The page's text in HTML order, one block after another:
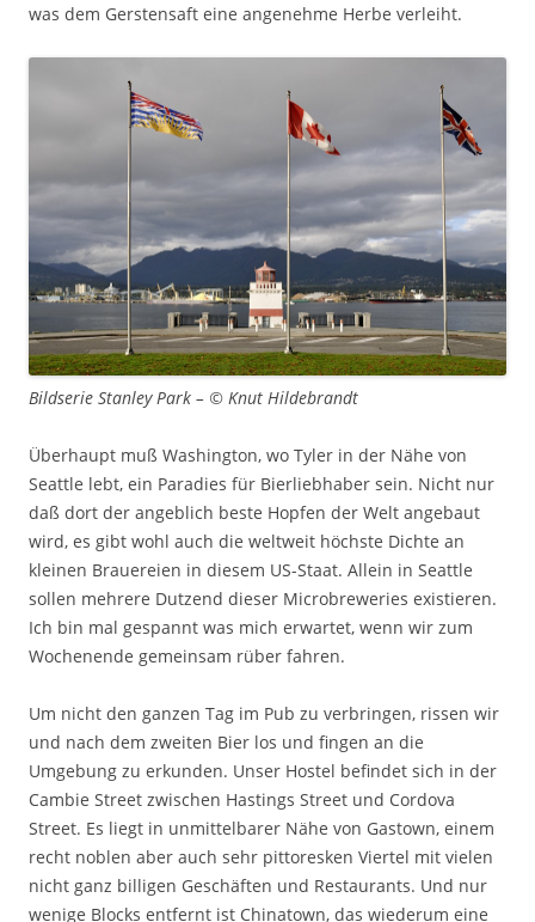
was dem Gerstensaft eine angenehme Herbe verleiht.
Bildserie Stanley Park – © Knut Hildebrandt
Überhaupt muß Washington, wo Tyler in der Nähe von
Seattle lebt, ein Paradies für Bierliebhaber sein. Nicht nur
daß dort der angeblich beste Hopfen der Welt angebaut
wird, es gibt wohl auch die weltweit höchste Dichte an
kleinen Brauereien in diesem US-Staat. Allein in Seattle
sollen mehrere Dutzend dieser Microbreweries existieren.
Ich bin mal gespannt was mich erwartet, wenn wir zum
Wochenende gemeinsam rüber fahren.
Um nicht den ganzen Tag im Pub zu verbringen, rissen wir
und nach dem zweiten Bier los und fingen an die
Umgebung zu erkunden. Unser Hostel befindet sich in der
Cambie Street zwischen Hastings Street und Cordova
Street. Es liegt in unmittelbarer Nähe von Gastown, einem
recht noblen aber auch sehr pittoresken Viertel mit vielen
nicht ganz billigen Geschäften und Restaurants. Und nur
wenige Blocks entfernt ist Chinatown, das wiederum eine